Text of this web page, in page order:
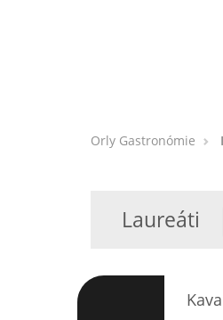
Orly Gastronómie
Laureáti